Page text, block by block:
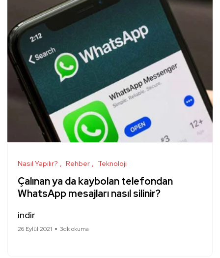
Nasıl Yapılır? Rehber Teknoloji
Çalınan ya da kaybolan telefondan
WhatsApp mesajları nasıl silinir?
indir
26 Eylül 2021 3dk okuma